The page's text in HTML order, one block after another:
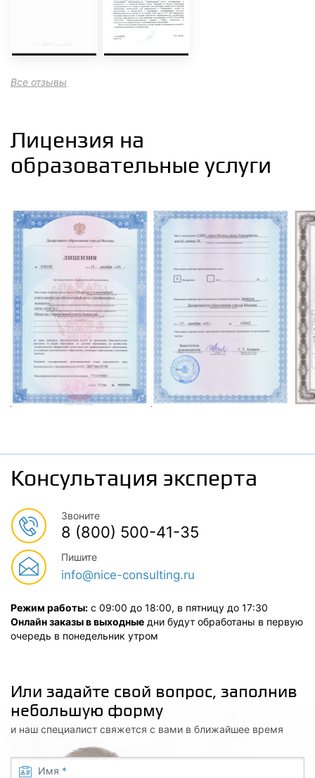
Все отзывы
Лицензия на
образовательные услуги
Консультация эксперта
Звоните
8 (800) 500-41-35
Пишите
info@nice-consulting.ru
Режим работы: с 09:00 до 18:00, в пятницу до 17:30
Онлайн заказы в выходные дни будут обработаны в первую
очередь в понедельник утром
Или задайте свой вопрос, заполнив
небольшую форму
и наш специалист свяжется с вами в ближайшее время
Имя *